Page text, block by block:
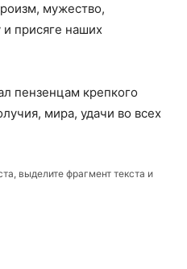
мужество,
и присяге наших
пензенцам крепкого
мира, удачи во всех
выделите фрагмент текста и